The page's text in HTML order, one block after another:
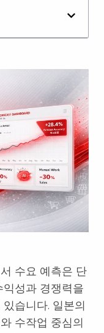
수요 예측은 단
성과 경쟁력을
습니다. 일본의
수작업 중심의